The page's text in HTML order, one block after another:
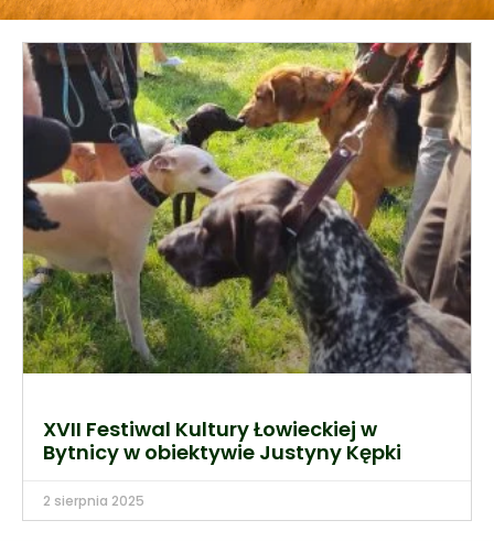
XVII Festiwal Kultury Łowieckiej w
Bytnicy w obiektywie Justyny Kępki
2 sierpnia 2025